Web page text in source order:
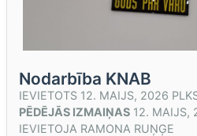
Nodarbība KNAB
IEVIETOTS 12. MAIJS, 2026
PĒDĒJĀS IZMAIŅAS 12. MAIJS,
IEVIETOJA RAMONA RUŅĢE